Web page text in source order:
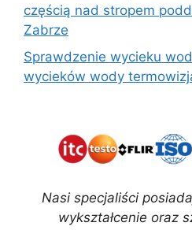
częścią nad stropem
Zabrze
Sprawdzenie wycieku
wycieków wody
Nasi specjaliści
wykształcenie oraz